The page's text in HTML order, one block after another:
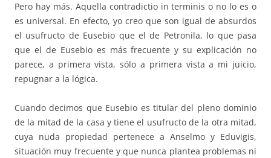
Pero hay más. Aquella contradictio in terminis o no lo es o
es universal. En efecto, yo creo que son igual de absurdos
el usufructo de Eusebio que el de Petronila, lo que pasa
que el de Eusebio es más frecuente y su explicación no
parece, a primera vista, sólo a primera vista a mi juicio,
repugnar a la lógica.
Cuando decimos que Eusebio es titular del pleno dominio
de la mitad de la casa y tiene el usufructo de la otra mitad,
cuya nuda propiedad pertenece a Anselmo y Eduvigis,
situación muy frecuente y que nunca plantea problemas ni